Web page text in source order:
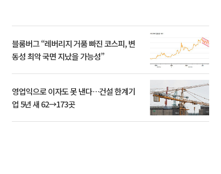
블룸버그 “레버리지 거품 빠진 코스피, 변
동성 최악 국면 지났을 가능성”
영업익으로 이자도 못 낸다…건설 한계기
업 5년 새 62→173곳